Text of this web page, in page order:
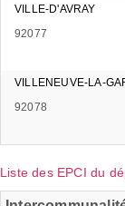
VILLE-D'AVRAY
92077
VILLENEUVE-LA-
92078
Liste des EPCI du